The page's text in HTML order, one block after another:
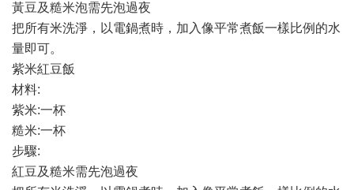
黃豆及糙米泡需先泡過夜
把所有米洗淨，以電鍋煮時，加入像平常煮飯一樣比例的水
量即可。
紫米紅豆飯
材料:
紫米:一杯
糙米:一杯
步驟:
紅豆及糙米需先泡過夜